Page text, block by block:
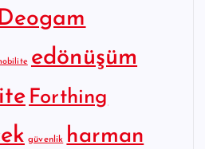
edönüşüm
Forthing
güvenlik harman